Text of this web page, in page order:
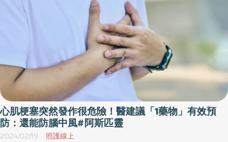
心肌梗塞突然發作很危險！醫建議「1藥物」有效預
防：還能防腦中風#阿斯匹靈
2024/02/19 照護線上